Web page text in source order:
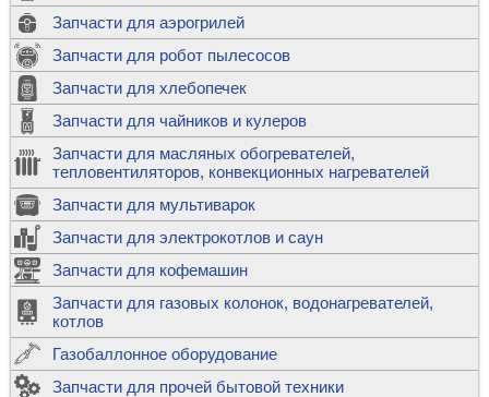
Запчасти для аэрогрилей
Запчасти для робот пылесосов
Запчасти для хлебопечек
Запчасти для чайников и кулеров
Запчасти для масляных обогревателей,
тепловентиляторов, конвекционных нагревателей
Запчасти для мультиварок
Запчасти для электрокотлов и саун
Запчасти для кофемашин
Запчасти для газовых колонок, водонагревателей,
котлов
Газобаллонное оборудование
Запчасти для прочей бытовой техники